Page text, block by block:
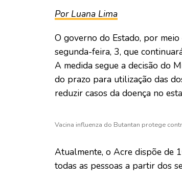
Por Luana Lima
O governo do Estado, por
segunda-feira, 3, que
A medida segue a decisão do
do prazo para utilização das
reduzir casos da doença no
Vacina influenza do Butantan protege
Atualmente, o Acre dispõe de
todas as pessoas a partir dos